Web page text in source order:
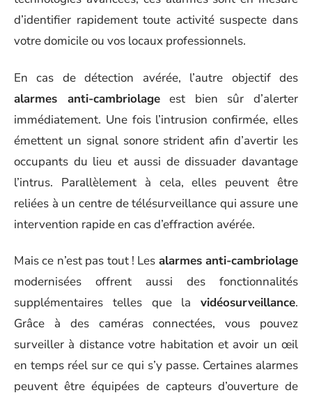
d’identifier rapidement toute activité suspecte dans
votre domicile ou vos locaux professionnels.
En cas de détection avérée, l’autre objectif des
alarmes anti-cambriolageest bien sûr d’alerter
immédiatement. Une fois l’intrusion confirmée, elles
émettent un signal sonore strident afin d’avertir les
occupants du lieu et aussi de dissuader davantage
l’intrus. Parallèlement à cela, elles peuvent être
reliées à un centre de télésurveillance qui assure une
intervention rapide en cas d’effraction avérée.
Mais ce n’est pas tout ! Les alarmes anti-cambriolage
modernisées offrent aussi des fonctionnalités
supplémentaires telles que la vidéosurveillance.
Grâce à des caméras connectées, vous pouvez
surveiller à distance votre habitation et avoir un œil
en temps réel sur ce qui s’y passe. Certaines alarmes
peuvent être équipées de capteurs d’ouverture de